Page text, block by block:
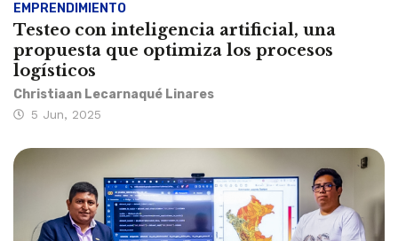
EMPRENDIMIENTO
Testeo con inteligencia artificial, una
propuesta que optimiza los procesos
logísticos
Christiaan Lecarnaqué Linares
5 Jun, 2025